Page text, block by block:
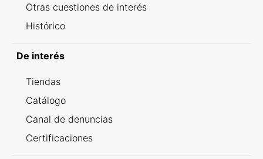
Otras cuestiones de interés
Histórico
De interés
Tiendas
Catálogo
Canal de denuncias
Certificaciones